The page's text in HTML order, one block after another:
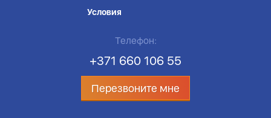
Условия
Телефон:
+371 660 106 55
Перезвоните мне